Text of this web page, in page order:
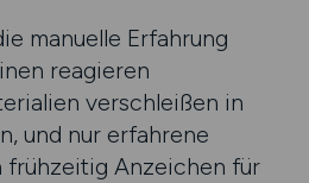
manuelle Erfahrung
reagieren
verschleißen in
und nur erfahrene
frühzeitig Anzeichen für